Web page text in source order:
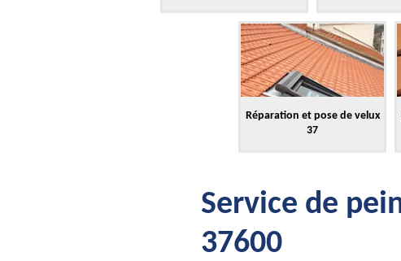
Réparation et pose de velux
37
Service de
37600